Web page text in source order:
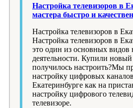
Настройка телевизоров в
мастера быстро и
Настройка телевизоров в
Настройка телевизоров в
это один из основных видов
деятельности. Купили новый
получилось настроить?Мы
настройку цифровых
Екатеринбурге как на
настройку цифрового
телевизоре.